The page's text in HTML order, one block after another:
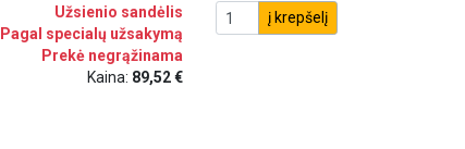
Užsienio sandėlis
Pagal specialų užsakymą
Prekė negrąžinama
Kaina: 89,52 €
į krepšelį